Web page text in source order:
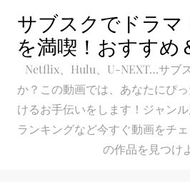
content
サブスクでドラマ
を満喫！おすすめ
Netflix、Hulu、U-NEXT…サブ
か？この動画では、あなたにぴ
けるお手伝いをします！ジャン
ランキングなど今すぐ動画をチ
の作品を見つけ